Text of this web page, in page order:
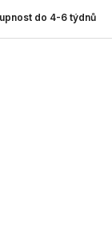
do 4-6 týdnů